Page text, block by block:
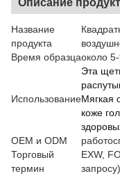
Название
продукта
Время образцаоколо
Использование
Эта
Мягкая
коже
OEM и ODM
Торговый
термин
EXW,
запросу)